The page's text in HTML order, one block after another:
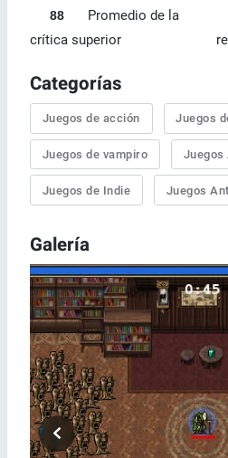
88
Promedio de la
crítica superior
Categorías
Juegos de acción Juegos
Juegos de vampiro Juegos
Juegos de Indie Juegos
Galería